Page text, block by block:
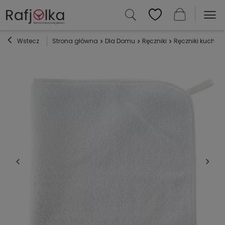
Wstecz Strona główna Dla Domu Ręczniki Ręczniki